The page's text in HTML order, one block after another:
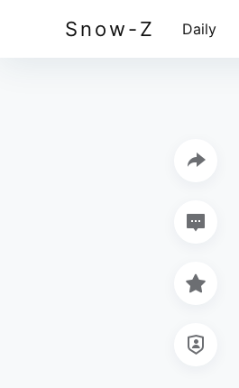
Snow-Z Daily